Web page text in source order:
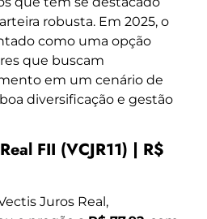
robusta. Em 2025, o
como uma opção
que buscam
em um cenário de
diversificação e gestão
FII (VCJR11) | R$
Juros Real,